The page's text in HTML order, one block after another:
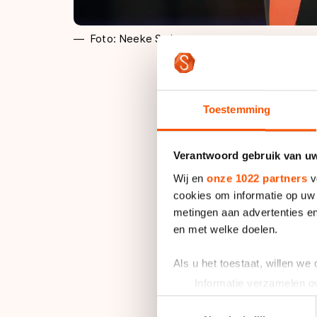
Toestemming
Verantwoord gebruik van
Wij en onze 1022 partners
cookies om informatie op
metingen aan advertenties
en met welke doelen.
Als u het toestaat, willen we
Informatie verzamelen
Uw apparaat
Foto: Neeke Smit
Hij zat op de fiets
training die op de
hebben voor een
"Ik was bezig met
afmaken. Ik dacht: